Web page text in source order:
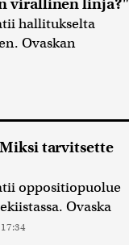
virallinen linja?"
hallitukselta
Ovaskan
tarvitsette
oppositiopuolue
Ovaska